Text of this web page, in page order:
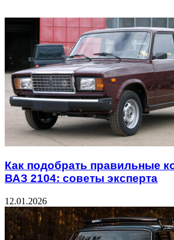
Как подобрать правильные
ВАЗ 2104: советы эксперта
12.01.2026